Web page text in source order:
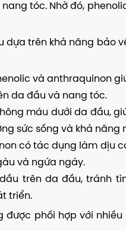
tóc. Nhờ đó,
dựa trên khả năng bảo
và anthraquinon
da đầu và nang tóc.
máu dưới da đầu,
sức sống và khả năng
có tác dụng làm dịu
và ngứa ngáy.
trên da đầu, tránh
triển.
phối hợp với